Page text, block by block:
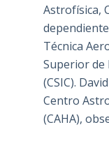
Astrofísica,
Técnica
Superior de
(CSIC).
Centro
(CAHA),